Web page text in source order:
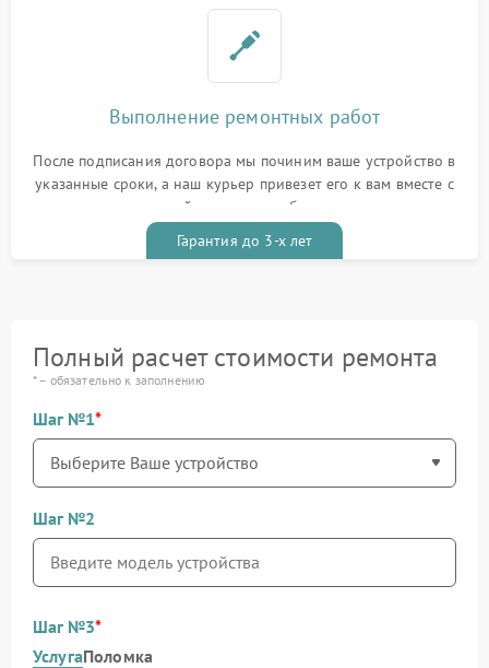
Выполнение ремонтных работ
После подписания договора мы починим ваше устройство в
указанные сроки, а наш курьер привезет его к вам вместе с
гарантийным талоном бесплатно
Гарантия до 3-х лет
Полный расчет стоимости ремонта
* – обязательно к заполнению
Шаг №1
Шаг №2
Шаг №3
УслугаПоломка